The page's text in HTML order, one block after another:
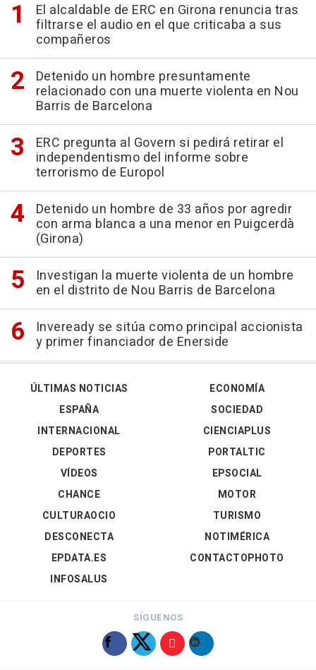
El alcaldable de ERC en Girona renuncia tras
filtrarse el audio en el que criticaba a sus
compañeros
Detenido un hombre presuntamente
relacionado con una muerte violenta en Nou
Barris de Barcelona
ERC pregunta al Govern si pedirá retirar el
independentismo del informe sobre
terrorismo de Europol
Detenido un hombre de 33 años por agredir
con arma blanca a una menor en Puigcerdà
(Girona)
Investigan la muerte violenta de un hombre
en el distrito de Nou Barris de Barcelona
Inveready se sitúa como principal accionista
y primer financiador de Enerside
ÚLTIMAS NOTICIAS
ESPAÑA
INTERNACIONAL
DEPORTES
VÍDEOS
ECONOMÍA
SOCIEDAD
CIENCIAPLUS
PORTALTIC
EPSOCIAL
CHANCE
CULTURAOCIO
DESCONECTA
EPDATA.ES
INFOSALUS
MOTOR
TURISMO
NOTIMÉRICA
CONTACTOPHOTO
SÍGUENOS